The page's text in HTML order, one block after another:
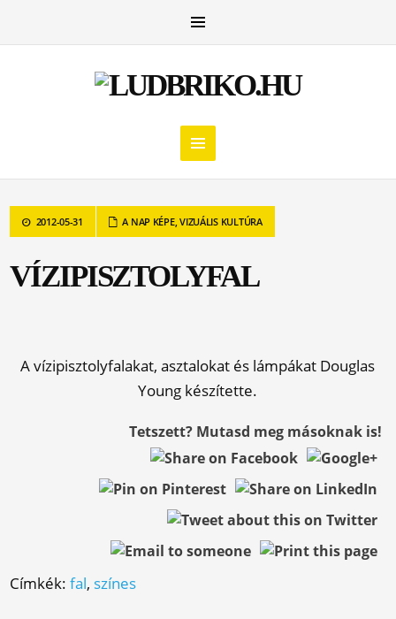
2012-05-31 A NAP KÉPE,VIZUÁLIS KULTÚRA
VÍZIPISZTOLYFAL
A vízipisztolyfalakat, asztalokat és lámpákat Douglas
Young készítette.
Tetszett? Mutasd meg másoknak is!
Címkék:fal, színes